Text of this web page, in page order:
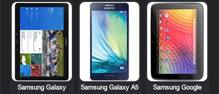
Samsung Google
Samsung Galaxy A5
Samsung Galaxy